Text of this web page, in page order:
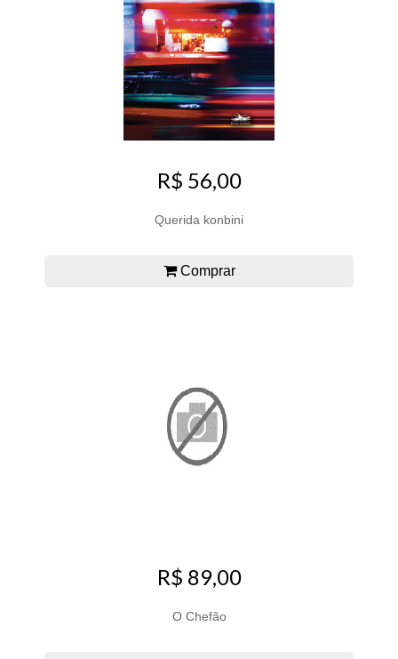
R$ 56,00
Querida konbini
Comprar
R$ 89,00
O Chefão